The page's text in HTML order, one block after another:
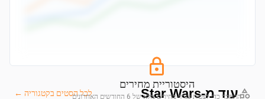
היסטוריית מחירים
התחבר כדי לצפות בגרף מחירים מלא של 6 החודשים האחרונים
עוד מ-Star Wars לכל הסטים בקטגוריה ←